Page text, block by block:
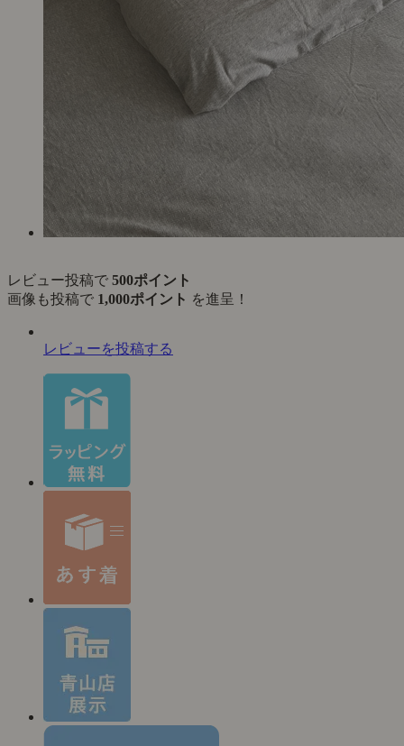
レビュー投稿で 500ポイント
画像も投稿で 1,000ポイント を進呈！
レビューを投稿する